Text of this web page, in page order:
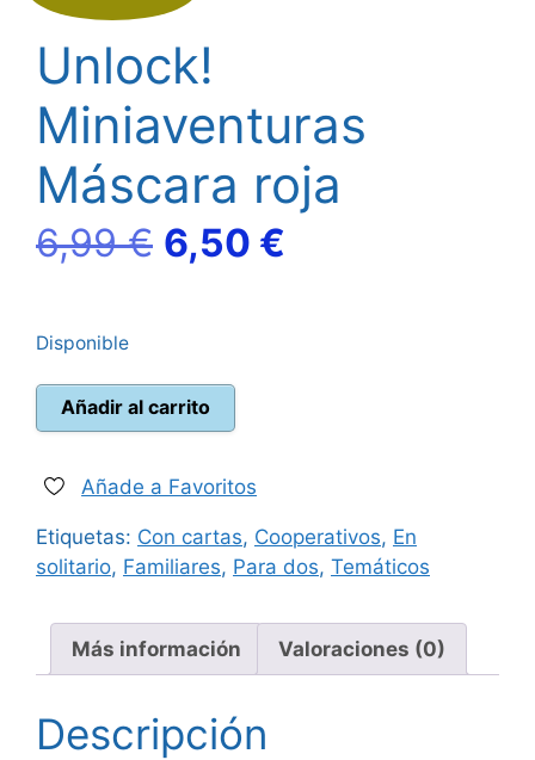
Unlock!
Miniaventuras
Máscara roja
6,99€ El
era:
6,99 €.
6,50 €
Disponible
Unlock!
Miniaventuras
roja
Añadir al carrito
Añade a Favoritos
Etiquetas: Con cartas, Cooperativos, En
solitario, Familiares, Para dos, Temáticos
Más información Valoraciones (0)
Descripción